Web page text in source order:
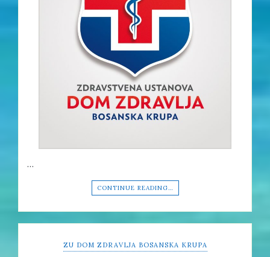
…
CONTINUE READING…
ZU DOM ZDRAVLJA BOSANSKA KRUPA